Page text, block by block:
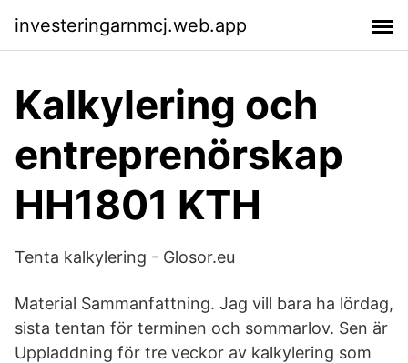
investeringarnmcj.web.app
Kalkylering och
entreprenörskap
HH1801 KTH
Tenta kalkylering - Glosor.eu
Material Sammanfattning. Jag vill bara ha lördag,
sista tentan för terminen och sommarlov. Sen är
Uppladdning för tre veckor av kalkylering som